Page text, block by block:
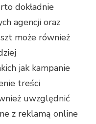
dokładnie
agencji oraz
może również
jak kampanie
treści
uwzględnić
z reklamą online